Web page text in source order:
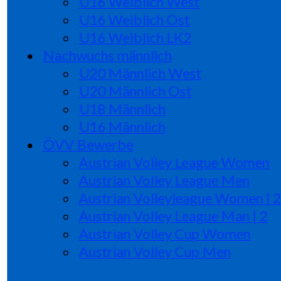
U16 Weiblich Ost
U16 Weiblich LK2
Nachwuchs männlich
U20 Männlich West
U20 Männlich Ost
U18 Männlich
U16 Männlich
ÖVV Bewerbe
Austrian Volley League Women
Austrian Volley League Men
Austrian Volleyleague Women | 2
Austrian Volley League Man | 2
Austrian Volley Cup Women
Austrian Volley Cup Men